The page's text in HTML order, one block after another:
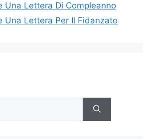
Una Lettera Di Compleanno
Una Lettera Per Il Fidanzato